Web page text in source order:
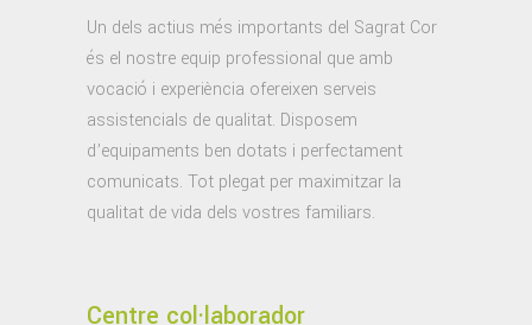
Un dels actius més importants del Sagrat Cor
és el nostre equip professional que amb
vocació i experiència ofereixen serveis
assistencials de qualitat. Disposem
d’equipaments ben dotats i perfectament
comunicats. Tot plegat per maximitzar la
qualitat de vida dels vostres familiars.
Centre col·laborador